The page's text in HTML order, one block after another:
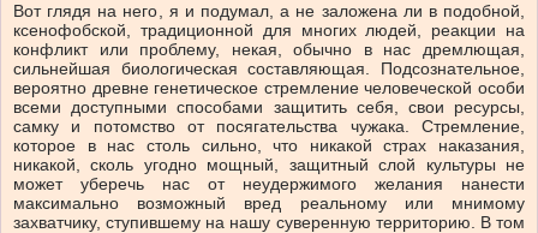
Вот глядя на него, я и подумал, а не заложена ли в подобной,
ксенофобской, традиционной для многих людей, реакции на
конфликт или проблему, некая, обычно в нас дремлющая,
сильнейшая биологическая составляющая. Подсознательное,
вероятно древне генетическое стремление человеческой особи
всеми доступными способами защитить себя, свои ресурсы,
самку и потомство от посягательства чужака. Стремление,
которое в нас столь сильно, что никакой страх наказания,
никакой, сколь угодно мощный, защитный слой культуры не
может уберечь нас от неудержимого желания нанести
максимально возможный вред реальному или мнимому
захватчику, ступившему на нашу суверенную территорию. В том